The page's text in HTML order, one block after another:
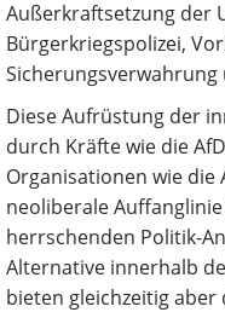
Außerkraftsetzung der
Bürgerkriegspolizei,
Sicherungsverwahrung
Diese Aufrüstung der
durch Kräfte wie die
Organisationen wie die
neoliberale
herrschenden Politik-
Alternative innerhalb
bieten gleichzeitig